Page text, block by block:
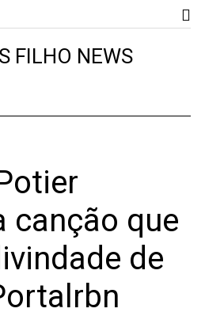
canção que
de